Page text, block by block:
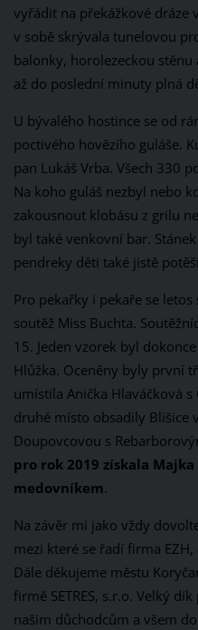
vyřádit na překážkové dráze
v sobě skrývala tunelovou
balonky, horolezeckou stěnu
až do poslední minuty plná
U bývalého hostince se od
poctivého hovězího guláše.
pan Lukáš Vrba. Všech 330
Na koho guláš nezbyl nebo
zakousnout klobásu z grilu
byl také venkovní bar.
pendreky děti také jistě
Pro pekařky i pekaře se
soutěž Miss Buchta.
15. Jeden vzorek byl
Hlůžka. Oceněny byly první
umístila Anička Hlaváčková
druhé místo obsadily Blišice
Doupovcovou s
pro rok 2019 získala
medovníkem.
Na závěr mi jako vždy
mezi které se řadí firma
Dále děkujeme městu
firmě SETRES, s.r.o. Velký
našim důchodcům a všem